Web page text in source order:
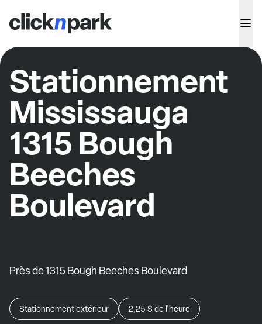
Stationnement
Mississauga
1315 Bough
Beeches
Boulevard
Près de 1315 Bough Beeches Boulevard
Stationnement extérieur 2,25 $ de l'heure